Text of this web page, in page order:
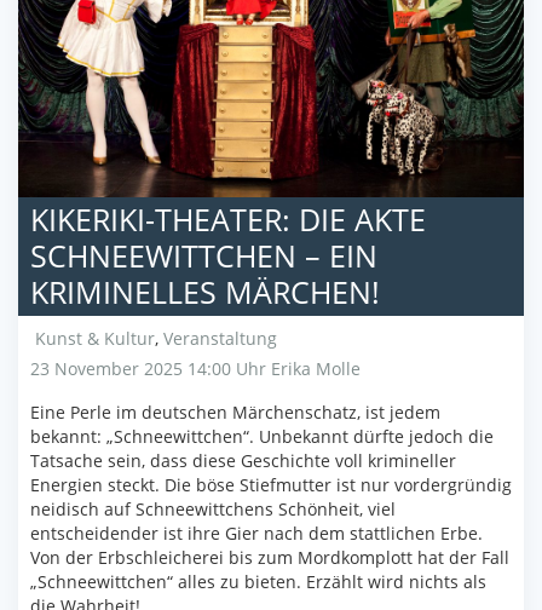
KIKERIKI-THEATER: DIE AKTE
SCHNEEWITTCHEN – EIN
KRIMINELLES MÄRCHEN!
Kunst & Kultur, Veranstaltung
23 November 2025 14:00 Uhr Erika Molle
Eine Perle im deutschen Märchenschatz, ist jedem
bekannt: „Schneewittchen“. Unbekannt dürfte jedoch die
Tatsache sein, dass diese Geschichte voll krimineller
Energien steckt. Die böse Stiefmutter ist nur vordergründig
neidisch auf Schneewittchens Schönheit, viel
entscheidender ist ihre Gier nach dem stattlichen Erbe.
Von der Erbschleicherei bis zum Mordkomplott hat der Fall
„Schneewittchen“ alles zu bieten. Erzählt wird nichts als
die Wahrheit!